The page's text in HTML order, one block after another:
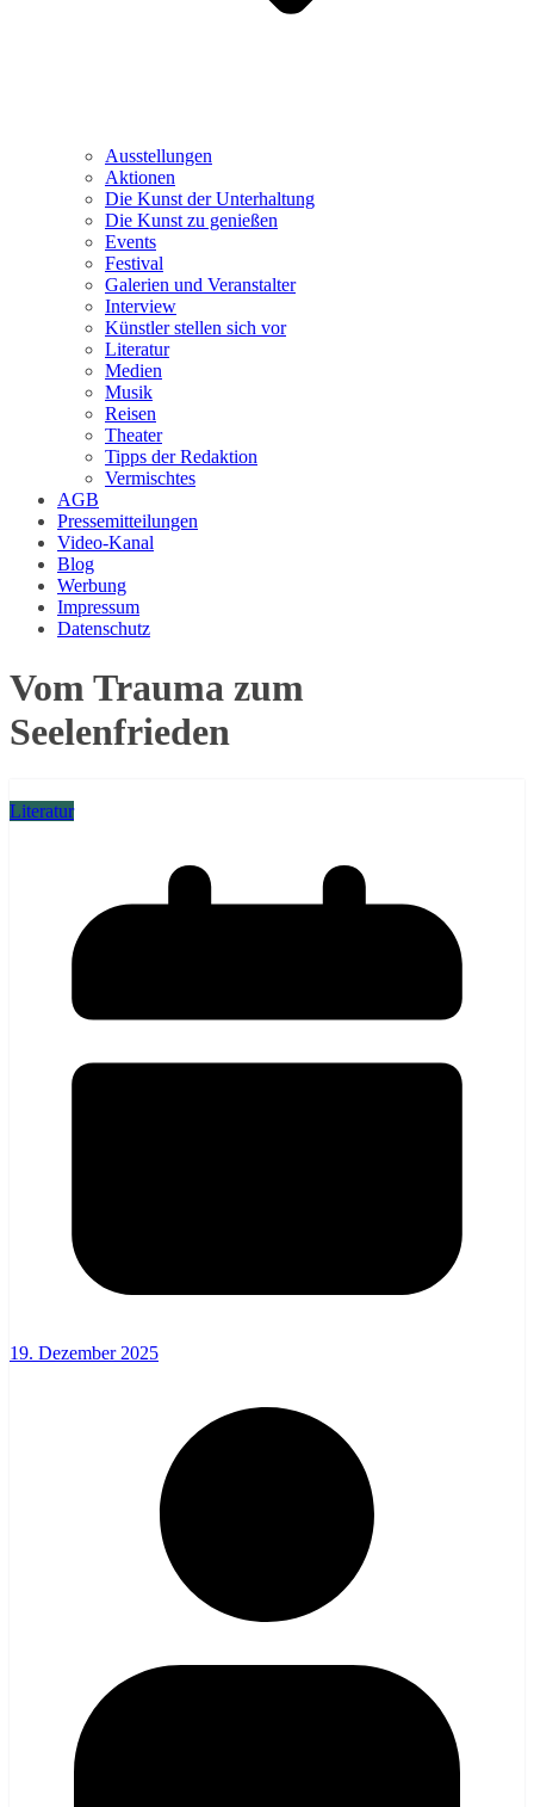
Ausstellungen
Aktionen
Die Kunst der Unterhaltung
Die Kunst zu genießen
Events
Festival
Galerien und Veranstalter
Interview
Künstler stellen sich vor
Literatur
Medien
Musik
Reisen
Theater
Tipps der Redaktion
Vermischtes
AGB
Pressemitteilungen
Video-Kanal
Blog
Werbung
Impressum
Datenschutz
Vom Trauma zum
Seelenfrieden
Literatur
19. Dezember 2025